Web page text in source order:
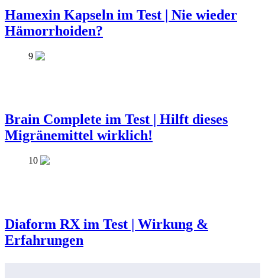
Hamexin Kapseln im Test | Nie wieder
Hämorrhoiden?
9
Brain Complete im Test | Hilft dieses
Migränemittel wirklich!
10
Diaform RX im Test | Wirkung &
Erfahrungen